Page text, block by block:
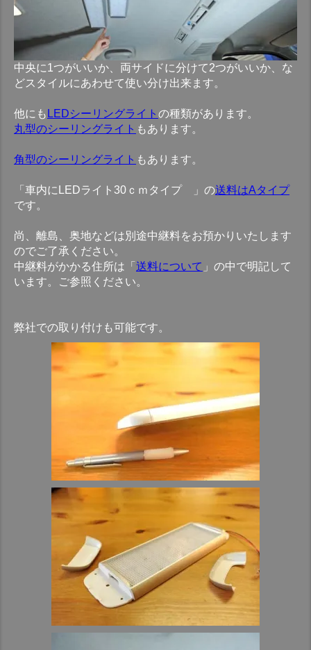
中央に1つがいいか、両サイドに分けて2つがいいか、な
どスタイルにあわせて使い分け出来ます。
他にも LEDシーリングライト の種類があります。
丸型のシーリングライト もあります。
角型のシーリングライト もあります。
「車内にLEDライト30ｃｍタイプ 」の送料はAタイプ
です。
尚、離島、奥地などは別途中継料をお預かりいたします
のでご了承ください。
中継料がかかる住所は「 送料について 」の中で明記して
います。ご参照ください。
弊社での取り付けも可能です。